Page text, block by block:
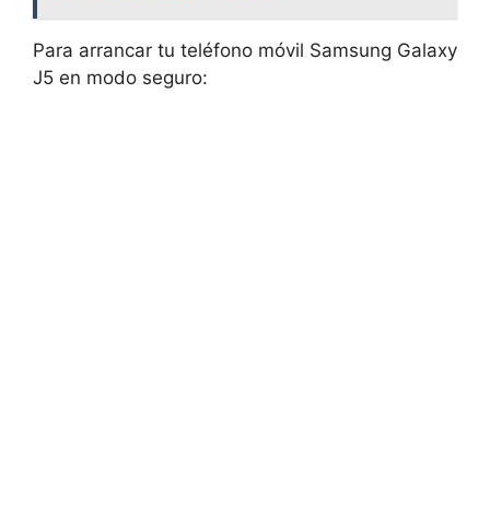
Para arrancar tu teléfono móvil Samsung Galaxy
J5 en modo seguro: